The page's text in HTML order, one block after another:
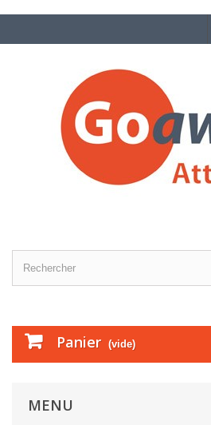
Panier (vide)
MENU